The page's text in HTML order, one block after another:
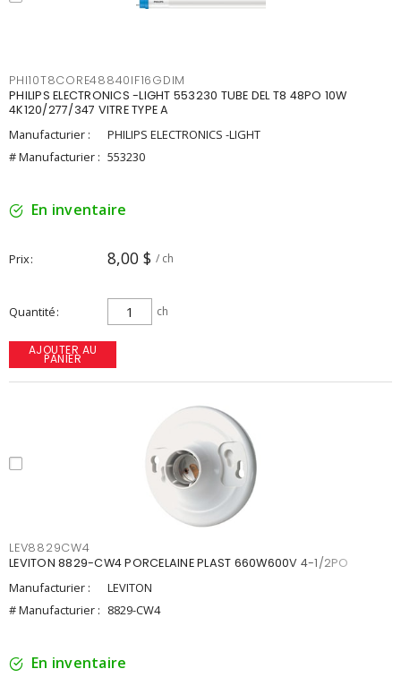
PHI10T8CORE48840IF16GDIM
PHILIPS ELECTRONICS -LIGHT 553230 TUBE DEL T8 48PO 10W
4K120/277/347 VITRE TYPE A
Manufacturier :
PHILIPS ELECTRONICS -LIGHT
# Manufacturier : 553230
En inventaire
Prix 8,00 $ / ch
Quantité ch
AJOUTER AU
PANIER
LEV8829CW4
LEVITON 8829-CW4 PORCELAINE PLAST 660W600V 4-1/2PO
Manufacturier :
LEVITON
# Manufacturier : 8829-CW4
En inventaire